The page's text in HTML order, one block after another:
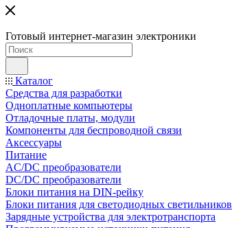
Готовый интернет-магазин электроники
Каталог
Средства для разработки
Одноплатные компьютеры
Отладочные платы, модули
Компоненты для беспроводной связи
Аксессуары
Питание
AC/DC преобразователи
DC/DC преобразователи
Блоки питания на DIN-рейку
Блоки питания для светодиодных светильников
Зарядные устройства для электротранспорта